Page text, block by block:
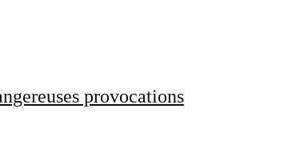
provocations